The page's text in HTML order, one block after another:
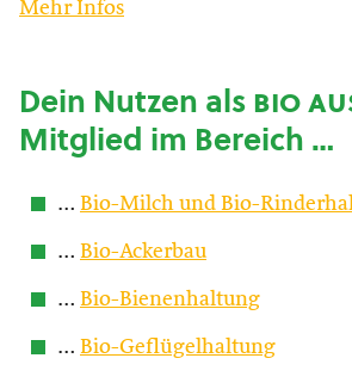
Mehr Infos
Dein Nutzen alsbio
Mitglied im Bereich …
… Bio-Milch und Bio-
… Bio-Ackerbau
… Bio-Bienenhaltung
… Bio-Geflügelhaltung